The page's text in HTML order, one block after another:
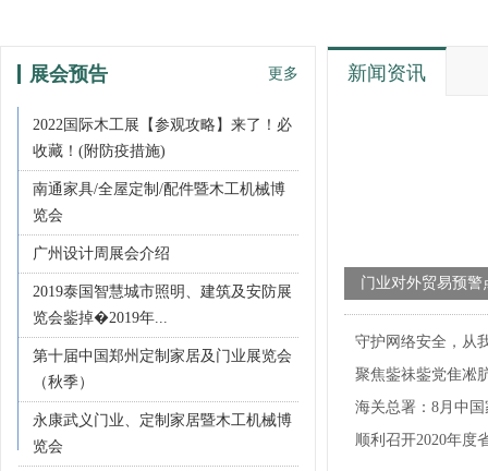
展会预告 更多
2022国际木工展【参观攻略】来了！必
收藏！(附防疫措施)
南通家具/全屋定制/配件暨木工机械博
览会
广州设计周展会介绍
2019泰国智慧城市照明、建筑及安防展
览会鈭掉�2019年...
第十届中国郑州定制家居及门业展览会
（秋季）
永康武义门业、定制家居暨木工机械博
览会
新闻资讯
门业对外贸易预警
年“浙”里有“援”法
RCEP政策培训会
守护网络安全，从
聚焦鈭祙鈭党隹凇
贸...
海关总署：8月中
7.9%！
顺利召开2020年度